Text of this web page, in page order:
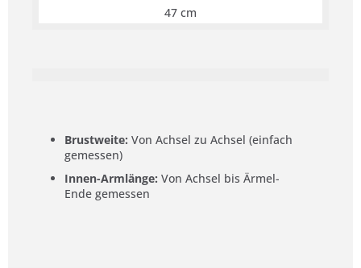
47 cm
Brustweite: Von Achsel zu Achsel (einfach
gemessen)
Innen-Armlänge: Von Achsel bis Ärmel-
Ende gemessen